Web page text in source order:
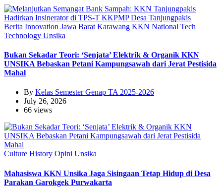
Berita Innovation Jawa Barat Karawang KKN National Tech
Technology Unsika
Bukan Sekadar Teori: ‘Senjata’ Elektrik & Organik KKN
UNSIKA Bebaskan Petani Kampungsawah dari Jerat Pestisida
Mahal
By Kelas Semester Genap TA 2025-2026
July 26, 2026
66 views
Culture History Opini Unsika
Mahasiswa KKN Unsika Jaga Sisingaan Tetap Hidup di Desa
Parakan Garokgek Purwakarta